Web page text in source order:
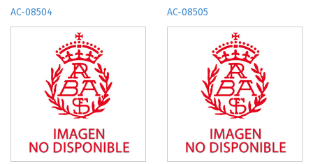
AC-08504 AC-08505